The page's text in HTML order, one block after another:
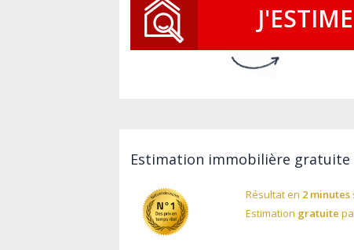
J'ESTIME
Estimation immobilière gratuite
Résultat en 2 minutes
Estimation gratuite